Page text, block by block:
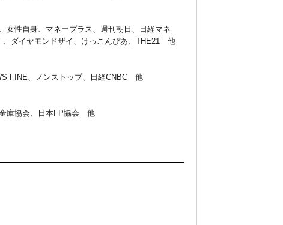
女性自身、マネープラス、週刊朝日、日経マネ
、ダイヤモンドザイ、けっこんぴあ、THE21 他
FINE、ノンストップ、日経CNBC 他
庫協会、日本FP協会 他